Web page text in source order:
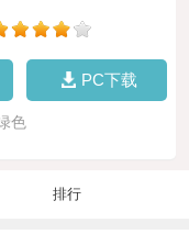
PC下载
色
排行